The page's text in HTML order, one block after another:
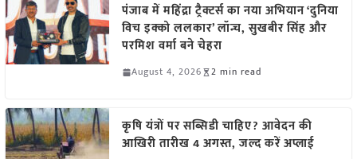
पंजाब में महिंद्रा ट्रैक्टर्स का नया अभियान ‘दुनिया
विच इक्को ललकार’ लॉन्च, सुखबीर सिंह और
परमिश वर्मा बने चेहरा
August 4, 2026 2 min read
कृषि यंत्रों पर सब्सिडी चाहिए? आवेदन की
आखिरी तारीख 4 अगस्त, जल्द करें अप्लाई